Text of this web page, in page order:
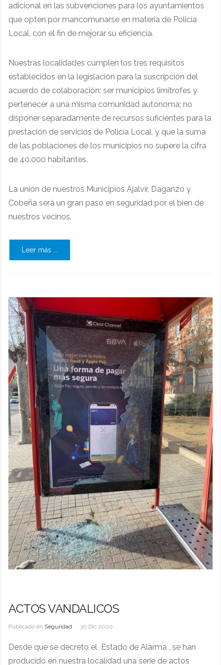
adicional en las subvenciones para los ayuntamientos
que opten por mancomunarse en materia de Policía
Local, con el fin de mejorar su eficiencia.
Nuestras localidades cumplen los tres requisitos
establecidos en la legislación para la suscripción del
acuerdo de colaboración: ser municipios limítrofes y
pertenecer a una misma comunidad autónoma; no
disponer separadamente de recursos suficientes para la
prestación de servicios de Policía Local, y que la suma
de las poblaciones de los municipios no supere la cifra
de 40.000 habitantes.
La unión de nuestros Municipios Ajalvir, Daganzo y
Cobeña será un gran paso en seguridad por el bien de
nuestros vecinos.
Leer más ...
ACTOS VANDALICOS
Publicado en Seguridad 30 Dic 2020
Desde que se decreto el Estado de Alarma , se han
producido en nuestra localidad una serie de actos